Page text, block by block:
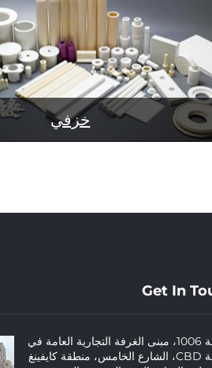
خزفي
Get In
الغرفة 1006، مبنى الغرفة التجارية العامة في
منطقة CBD، الشارع الخامس، منطقة كايفينغ